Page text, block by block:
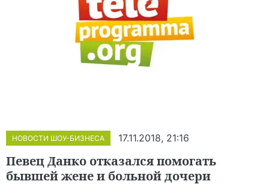
НОВОСТИ ШОУ-БИЗНЕСА 17.11.2018, 21:16
Певец Данко отказался помогать
бывшей жене и больной дочери